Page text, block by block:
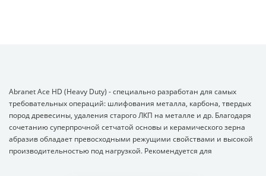
Abranet Ace HD (Heavy Duty) - специально разработан для самых
требовательных операций: шлифования металла, карбона, твердых
пород древесины, удаления старого ЛКП на металле и др. Благодаря
сочетанию суперпрочной сетчатой основы и керамического зерна
абразив обладает превосходными режущими свойствами и высокой
производительностью под нагрузкой. Рекомендуется для